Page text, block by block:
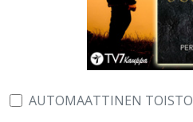
AUTOMAATTINEN TOISTO